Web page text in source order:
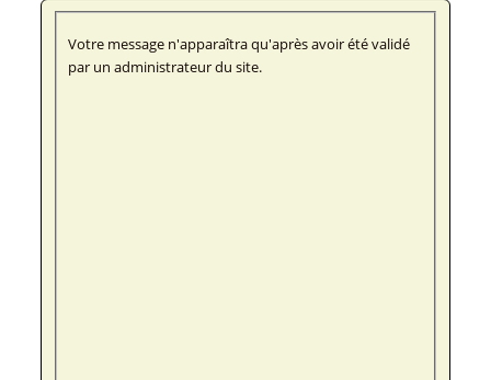
Votre message n'apparaîtra qu'après avoir été validé
par un administrateur du site.